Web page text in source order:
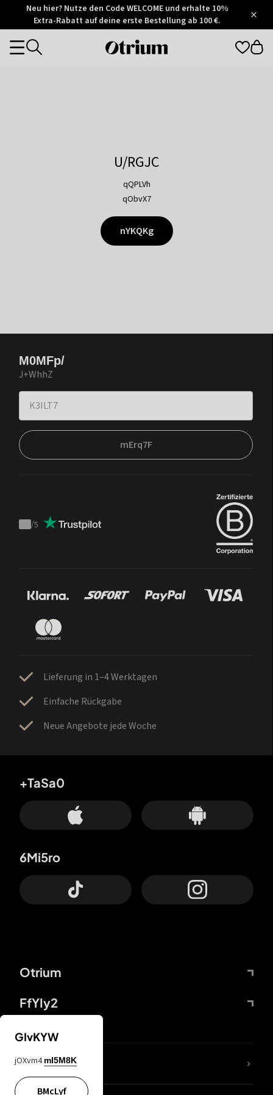
Otrium
Trustpilot
Neu hier? Nutze den Code WELCOME und erhalte 10%
Extra-Rabatt auf deine erste Bestellung ab 100 €.
Otrium
Categories
U/RGJC
qQPLVh
qObvX7
nYKQKg
M0MFp/
J+WhhZ
mErq7F
Trustpilot
/5
Lieferung in 1–4 Werktagen
Einfache Rückgabe
Neue Angebote jede Woche
Otrium
FfYIy2
+TaSa0
6Mi5ro
DDcvSo
GIvKYW
jOXvm4 mI5M8K
BMcLyf